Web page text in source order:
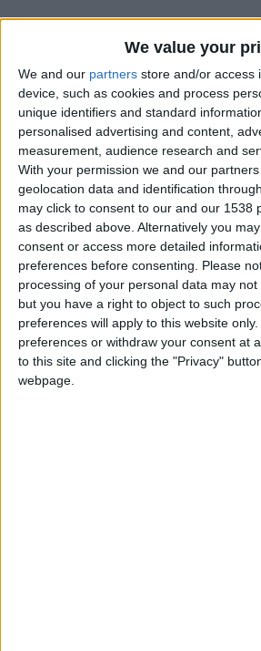
We value your
We and our partners store and/or access
device, such as cookies and process
unique identifiers and standard
personalised advertising and content,
measurement, audience research and
With your permission we and our
geolocation data and identification
may click to consent to our and our 1538
as described above. Alternatively you
consent or access more detailed
preferences before consenting. Please
processing of your personal data may
but you have a right to object to such
preferences will apply to this website
preferences or withdraw your consent at
to this site and clicking the "Privacy"
webpage.
Alors que la rumeur d’un transfert de
le Paris Saint-Germain sembleprendre
d’ampleur, l’AS Monaco serait en train
marché pour lui
trouver un remplaçant
parFoot Mercatole week-end dernier,
d’associer le club de la Principauté à de
mais celle qui est sortie ce lundi semble
annoncée par plusieurs médias.
Selon L’Équipe, et repris par RMC Sport
serait suivi de près par l’ASM. L’ailier
dispute actuellement la Coupe du
Frosinone et a réalisé une saison pleine